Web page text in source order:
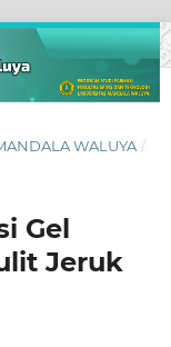
WALUYA /
Gel
Jeruk